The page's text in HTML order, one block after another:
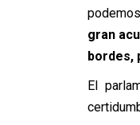
gran
bordes,
El